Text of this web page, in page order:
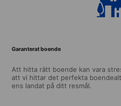
Garanterat boende
Att hitta rätt boende kan vara
att vi hittar det perfekta
ens landat på ditt resmål.